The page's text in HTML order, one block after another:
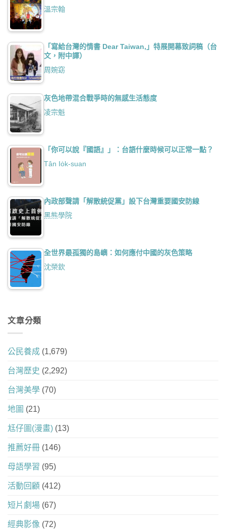
溫宗翰
「寫給台灣的情書 Dear Taiwan,」特展開幕致詞稿（台
文，附中譯）
周婉窈
灰色地帶混合戰爭時的無感生活態度
凌宗魁
「你可以說『國語』」：台語什麼時候可以正常一點？
Tân Io̍k-suan
內政部聲請「解散統促黨」設下台灣重要國安防線
黑熊學院
全世界最孤獨的島嶼：如何應付中國的灰色策略
沈榮欽
文章分類
公民養成 (1,679)
台灣歷史 (2,292)
台灣美學 (70)
地圖 (21)
尪仔圖(漫畫) (13)
推薦好冊 (146)
母語學習 (95)
活動回顧 (412)
短片劇場 (67)
經典影像 (72)